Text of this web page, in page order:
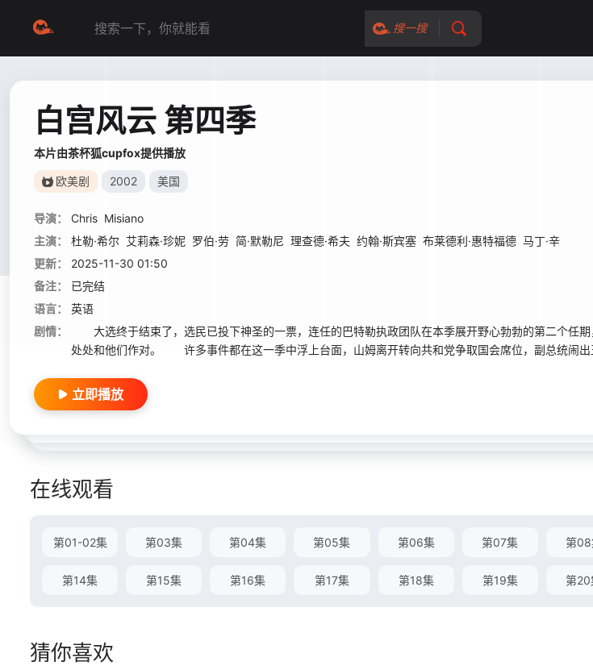
搜一搜
白宫风云 第四季
本片由茶杯狐cupfox提供播放
欧美剧 2002 美国
导演： Chris Misiano
主演：
杜勒·希尔 艾莉森·珍妮 罗伯·劳 简·默勒尼 理查德·希夫 约翰·斯宾塞 布莱德利·惠特福德 马丁·辛
更新：
2025-11-30 01:50
备注：
已完结
语言：
英语
剧情：
大选终于结束了，选民已投下神圣的一票，连任的巴特勒执政团队在本季展开野心勃勃的第二个任
处处和他们作对。 许多事件都在这一季中浮上台面，山姆离开转向共和党争取国会席位，副总统闹出
立即播放
在线观看
第01-02集 第03集 第04集 第05集 第06集 第07集 第
第14集 第15集 第16集 第17集 第18集 第19集 第20
猜你喜欢